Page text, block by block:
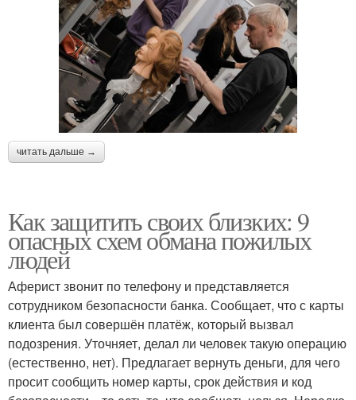
читать дальше →
Как защитить своих близких: 9
опасных схем обмана пожилых
людей
Аферист звонит по телефону и представляется
сотрудником безопасности банка. Сообщает, что с карты
клиента был совершён платёж, который вызвал
подозрения. Уточняет, делал ли человек такую операцию
(естественно, нет). Предлагает вернуть деньги, для чего
просит сообщить номер карты, срок действия и код